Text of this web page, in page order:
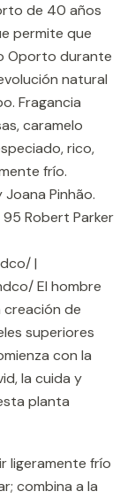
de 40 años
permite que
Oporto durante
natural
Fragancia
caramelo
rico,
frío.
Joana Pinhão.
95 Robert Parker
|
El hombre
creación de
superiores
con la
la cuida y
planta
ligeramente frío
combina a la